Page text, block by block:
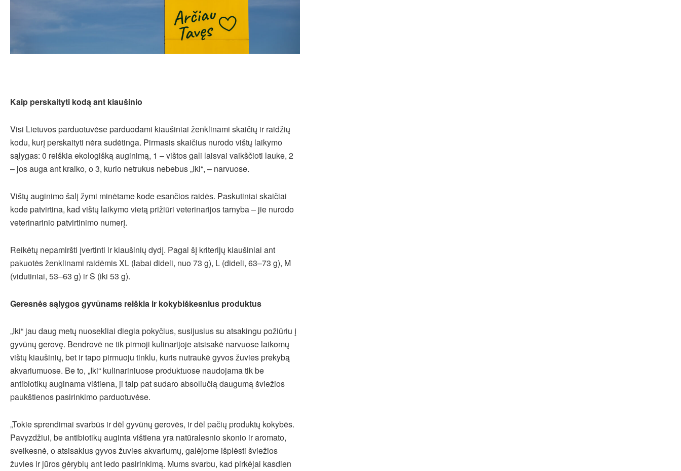
Kaip perskaityti kodą ant kiaušinio
Visi Lietuvos parduotuvėse parduodami kiaušiniai ženklinami skaičių ir raidžių
kodu, kurį perskaityti nėra sudėtinga. Pirmasis skaičius nurodo vištų laikymo
sąlygas: 0 reiškia ekologišką auginimą, 1 – vištos gali laisvai vaikščioti lauke, 2
– jos auga ant kraiko, o 3, kurio netrukus nebebus „Iki“, – narvuose.
Vištų auginimo šalį žymi minėtame kode esančios raidės. Paskutiniai skaičiai
kode patvirtina, kad vištų laikymo vietą prižiūri veterinarijos tarnyba – jie nurodo
veterinarinio patvirtinimo numerį.
Reikėtų nepamiršti įvertinti ir kiaušinių dydį. Pagal šį kriterijų kiaušiniai ant
pakuotės ženklinami raidėmis XL (labai dideli, nuo 73 g), L (dideli, 63–73 g), M
(vidutiniai, 53–63 g) ir S (iki 53 g).
Geresnės sąlygos gyvūnams reiškia ir kokybiškesnius produktus
„Iki“ jau daug metų nuosekliai diegia pokyčius, susijusius su atsakingu požiūriu į
gyvūnų gerovę. Bendrovė ne tik pirmoji kulinarijoje atsisakė narvuose laikomų
vištų kiaušinių, bet ir tapo pirmuoju tinklu, kuris nutraukė gyvos žuvies prekybą
akvariumuose. Be to, „Iki“ kulinariniuose produktuose naudojama tik be
antibiotikų auginama vištiena, ji taip pat sudaro absoliučią daugumą šviežios
paukštienos pasirinkimo parduotuvėse.
„Tokie sprendimai svarbūs ir dėl gyvūnų gerovės, ir dėl pačių produktų kokybės.
Pavyzdžiui, be antibiotikų auginta vištiena yra natūralesnio skonio ir aromato,
sveikesnė, o atsisakius gyvos žuvies akvariumų, galėjome išplėsti šviežios
žuvies ir jūros gėrybių ant ledo pasirinkimą. Mums svarbu, kad pirkėjai kasdien